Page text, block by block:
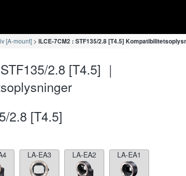
[A-mount] ILCE-7CM2 : STF135/2.8 [T4.5]
2.8 [T4.5] ｜
2.8 [T4.5]
LA-EA3 LA-EA2 LA-EA1